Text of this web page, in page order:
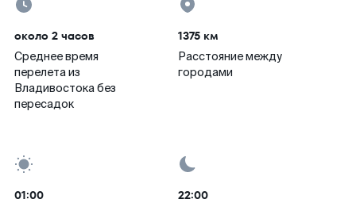
около 2 часов
Среднее время
перелета из
Владивостока без
пересадок
1375 км
Расстояние между
городами
01:00 22:00